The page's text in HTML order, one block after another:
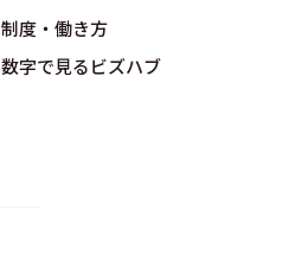
制度・働き方
数字で見るビズハブ